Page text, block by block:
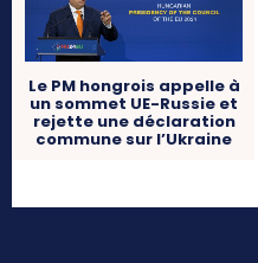
Le PM hongrois appelle à
un sommet UE-Russie et
rejette une déclaration
commune sur l’Ukraine